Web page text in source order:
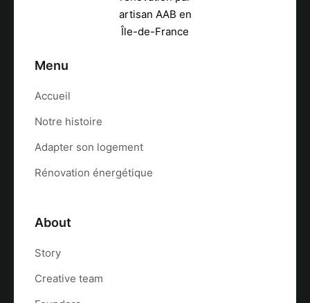
Menu
Accueil
Notre histoire
Adapter son logement
Rénovation énergétique
About
Story
Creative team